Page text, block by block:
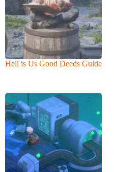
Hell is Us Good Deeds Guide